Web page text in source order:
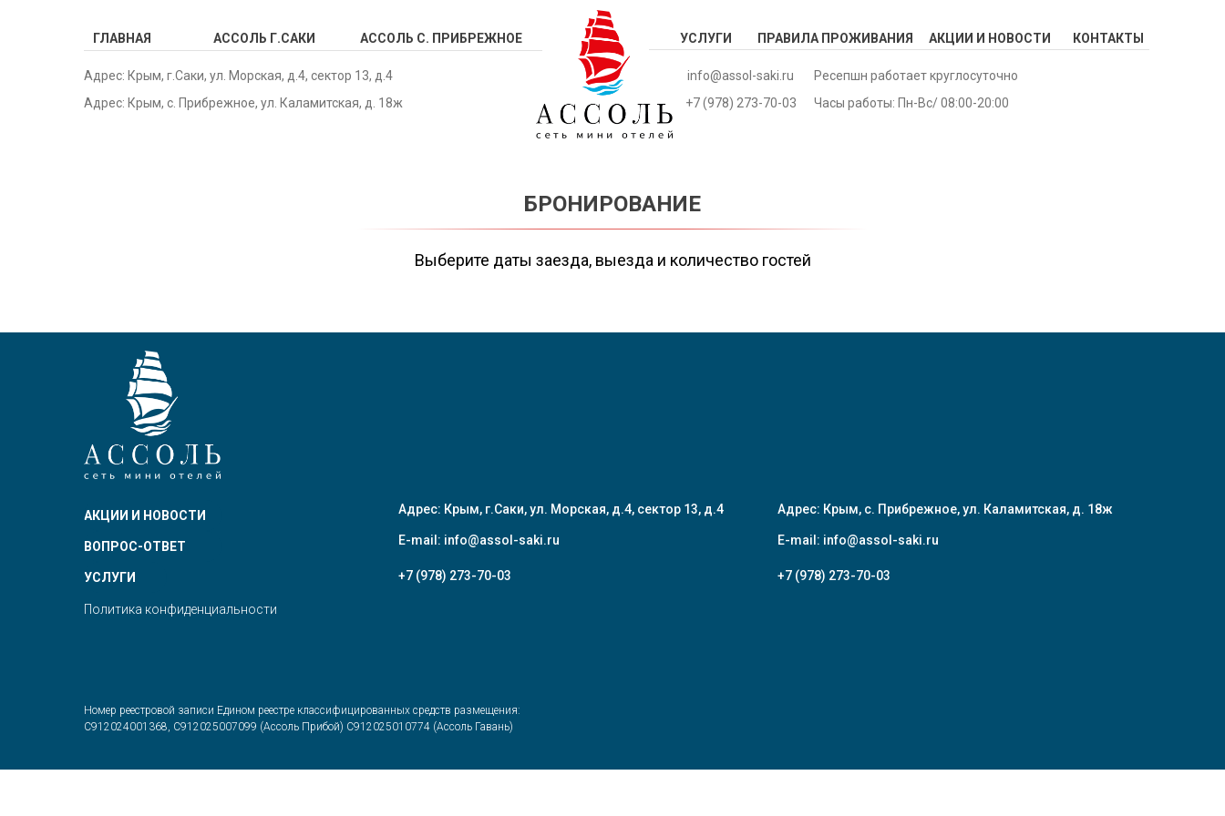
ГЛАВНАЯ УСЛУГИ
АССОЛЬ Г.САКИ АССОЛЬ С. ПРИБРЕЖНОЕ ПРАВИЛА ПРОЖИВАНИЯ АКЦИИ И НОВОСТИ КОНТАКТЫ
Адрес: Крым, г.Саки, ул. Морская, д.4, сектор 13, д.4
Ресепшн работает круглосуточно
Часы работы: Пн-Вс/ 08:00-20:00
info@assol-saki.ru
Адрес: Крым, с. Прибрежное, ул. Каламитская, д. 18ж
+7 (978) 273-70-03
БРОНИРОВАНИЕ
Выберите даты заезда, выезда и количество гостей
АКЦИИ И НОВОСТИ
ВОПРОС-ОТВЕТ
УСЛУГИ
Политика конфиденциальности
Номер реестровой записи Едином реестре классифицированных средств размещения:
С912024001368, С912025007099 (Ассоль Прибой) С912025010774 (Ассоль Гавань)
Адрес: Крым, с. Прибрежное, ул. Каламитская, д. 18ж
E-mail: info@assol-saki.ru
+7 (978) 273-70-03
Адрес: Крым, г.Саки, ул. Морская, д.4, сектор 13, д.4
E-mail: info@assol-saki.ru
+7 (978) 273-70-03